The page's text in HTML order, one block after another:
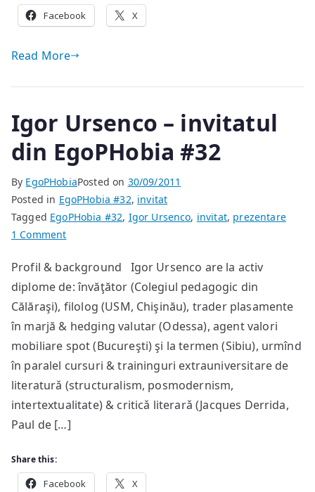
al
Facebook X
Read More
Igor Ursenco – invitatul
din EgoPHobia #32
By EgoPHobiaPosted on 30/09/2011
Posted in EgoPHobia #32, invitat
Tagged EgoPHobia #32, Igor Ursenco, invitat, prezentare
1 Commenton
Ursenco
–
invitatul
din
EgoPHobia
#32
Profil & background Igor Ursenco are la activ
diplome de: învăţător (Colegiul pedagogic din
Călăraşi), filolog (USM, Chişinău), trader plasamente
în marjă & hedging valutar (Odessa), agent valori
mobiliare spot (Bucureşti) şi la termen (Sibiu), urmînd
în paralel cursuri & traininguri extrauniversitare de
literaturǎ (structuralism, posmodernism,
intertextualitate) & criticǎ literarǎ (Jacques Derrida,
Paul de […]
Share this:
Facebook X